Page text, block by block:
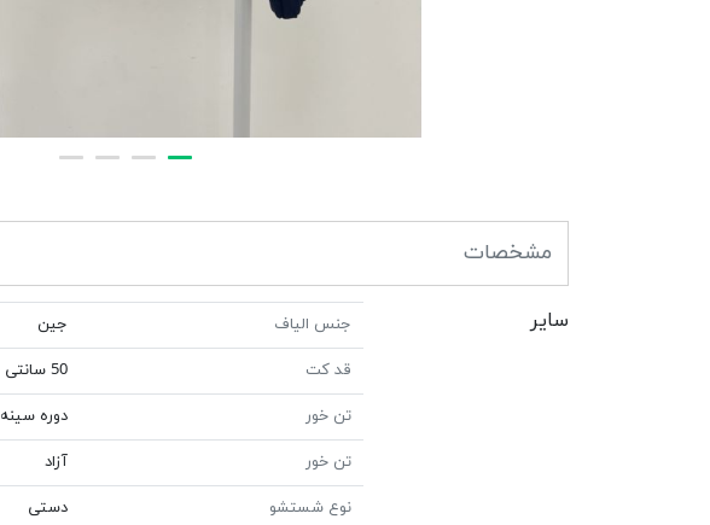
مشخصات
سایر جنس الیاف جین
قد کت 50 سانتی متر
تن خور دوره سینه 120 سانتی متر
تن خور آزاد
نوع شستشو دستی